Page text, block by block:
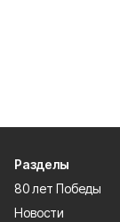
Разделы
80 лет Победы
Новости